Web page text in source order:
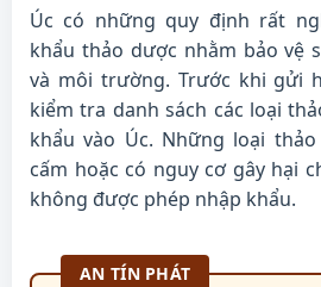
Úc có những quy định rất
khẩu thảo dược nhằm bảo vệ
và môi trường. Trước khi gửi
kiểm tra danh sách các loại
khẩu vào Úc. Những loại
cấm hoặc có nguy cơ gây hại
không được phép nhập khẩu.
AN TÍN PHÁT